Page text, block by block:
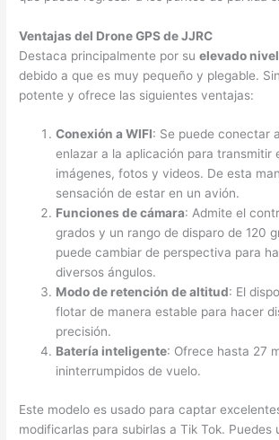
Ventajas del Drone GPS de JJRC
Destaca principalmente por suelevado
debido a que es muy pequeño y plegable.
potente y ofrece las siguientes ventajas:
Conexión a WIFI: Se puede conectar
enlazar a la aplicación para transmitir
imágenes, fotos y videos. De esta
sensación de estar en un avión.
Funciones de cámara: Admite el
grados y un rango de disparo de 120
puede cambiar de perspectiva para
diversos ángulos.
Modo de retención de altitud: El
flotar de manera estable para hacer
precisión.
Batería inteligente: Ofrece hasta 27
ininterrumpidos de vuelo.
Este modelo es usado para captar
modificarlas para subirlas a Tik Tok. Puedes